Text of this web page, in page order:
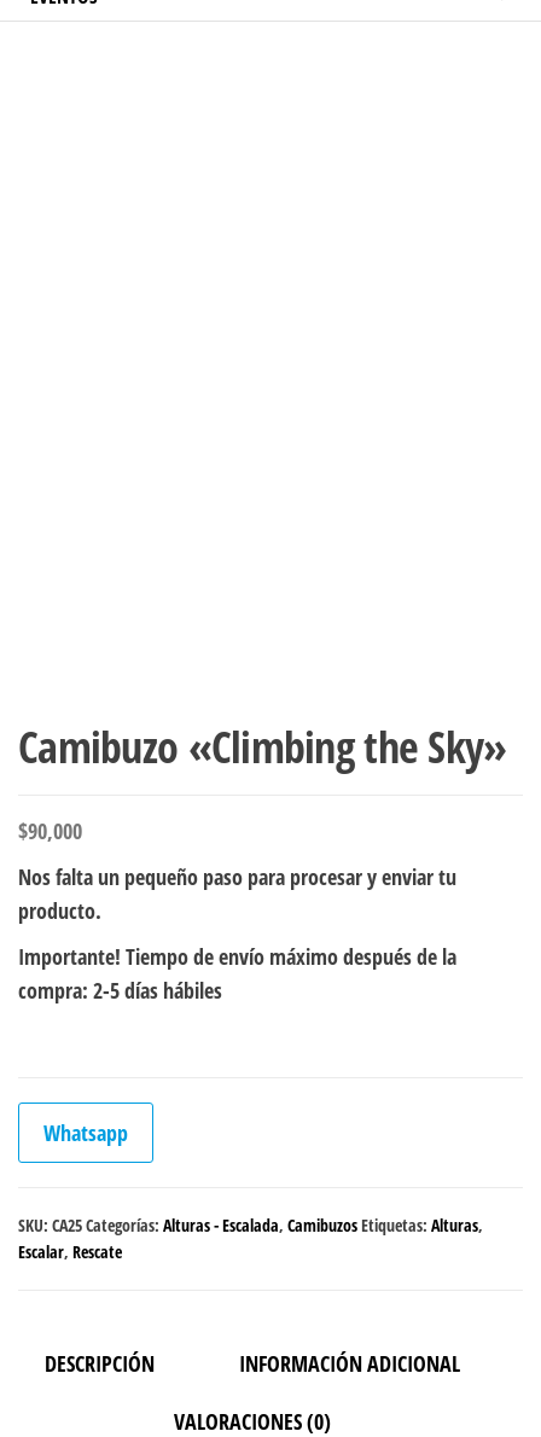
Camibuzo «Climbing the Sky»
$90,000
Nos falta un pequeño paso para procesar y enviar tu
producto.
Importante! Tiempo de envío máximo después de la
compra: 2-5 días hábiles
Whatsapp
SKU: CA25Categorías: Alturas - Escalada, CamibuzosEtiquetas: Alturas,
Escalar, Rescate
DESCRIPCIÓN
INFORMACIÓN ADICIONAL
VALORACIONES (0)